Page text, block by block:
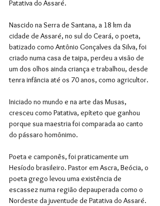
Patativa do Assaré.
Nascido na Serra de Santana, a 18 km da
cidade de Assaré, no sul do Ceará, o poeta,
batizado como Antônio Gonçalves da Silva, foi
criado numa casa de taipa, perdeu a visão de
um dos olhos ainda criança e trabalhou, desde
tenra infância até os 70 anos, como agricultor.
Iniciado no mundo e na arte das Musas,
cresceu como Patativa, epíteto que ganhou
porque sua maestria foi comparada ao canto
do pássaro homônimo.
Poeta e camponês, foi praticamente um
Hesíodo brasileiro. Pastor em Ascra, Beócia, o
poeta grego levou uma existência de
escassez numa região depauperada como o
Nordeste da juventude de Patativa do Assaré.